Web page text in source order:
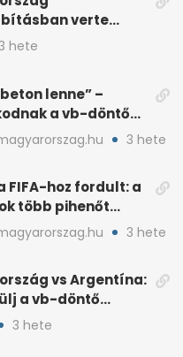
verte
Ferran Torres
hete
lenne” –
a vb-döntő
3 hete
FIFA-hoz fordult: a
több pihenőt
vb-döntőre
3 hete
vs Argentína:
a vb-döntő
3 hete